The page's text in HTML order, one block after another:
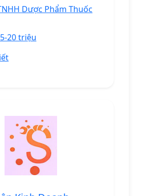
Dược Phẩm Thuốc
20 triệu